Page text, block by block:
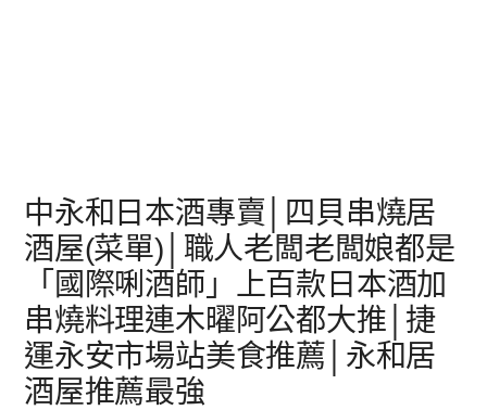
中永和日本酒專賣│四貝串燒居
酒屋(菜單)│職人老闆老闆娘都是
「國際唎酒師」上百款日本酒加
串燒料理連木曜阿公都大推│捷
運永安市場站美食推薦│永和居
酒屋推薦最強